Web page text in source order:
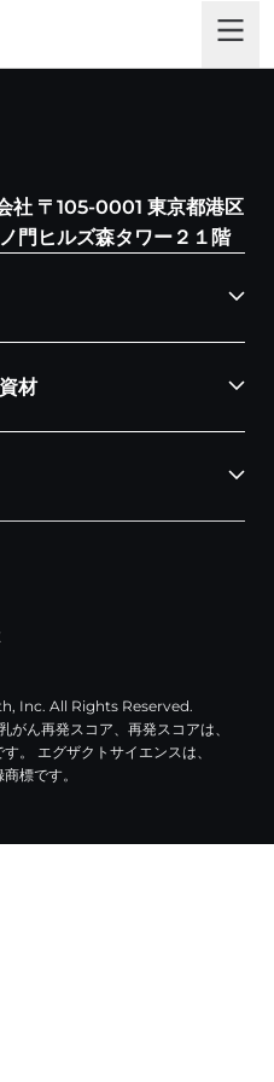
社 〒105-0001 東京都港区
門ヒルズ森タワー２１階
材
Inc. All Rights Reserved.
ん再発スコア、再発スコアは、
エグザクトサイエンスは、
標です。